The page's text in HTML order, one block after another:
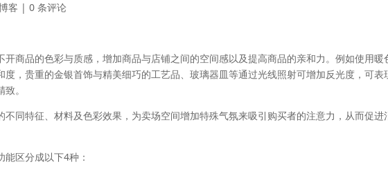
客 |0 条评论
开商品的色彩与质感，增加商品与店铺之间的空间感以及提高商品的亲和力。例如使用暖
度，贵重的金银首饰与精美细巧的工艺品、玻璃器皿等通过光线照射可增加反光度，可表
。
不同特征、材料及色彩效果，为卖场空间增加特殊气氛来吸引购买者的注意力，从而促进
区分成以下4种：